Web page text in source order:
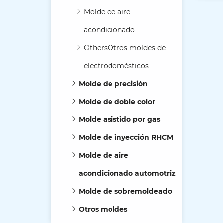
Molde de aire
acondicionado
OthersOtros moldes de
electrodomésticos
Molde de precisión
Molde de doble color
Molde asistido por gas
Molde de inyección RHCM
Molde de aire
acondicionado automotriz
Molde de sobremoldeado
Otros moldes